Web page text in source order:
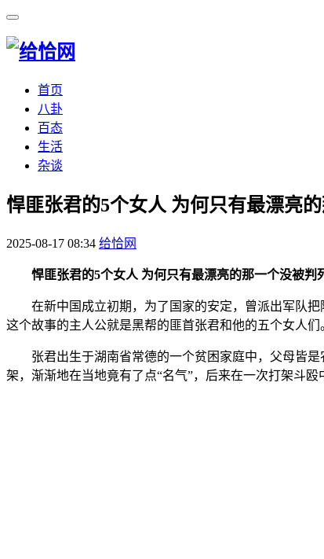
首页
八卦
百态
生活
杂谈
悍匪张君的5个女人 为何只有最漂亮
2025-08-17 08:34 给恰网
悍匪张君的5个女人 为何只有最漂亮的那一个没被判
在新中国成立初期，为了国家的安定，曾派出军队
这个故事的主人公就是黑帮的匪首张君和他的五个女人们
张君出生于湖南省常德的一个贫困家庭中，父母皆
架，渐渐地在当地竟有了点“名气”，后来在一次打架斗